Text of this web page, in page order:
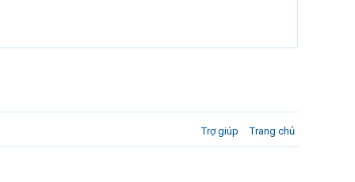
Trợ giúp Trang chủ